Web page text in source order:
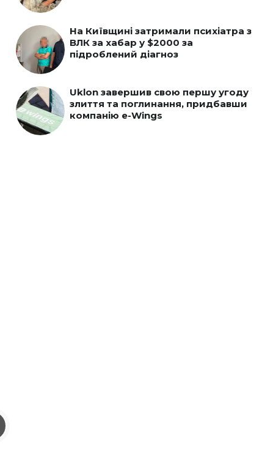
На Київщині затримали психіатра з
ВЛК за хабар у $2000 за
підроблений діагноз
Uklon завершив свою першу угоду
злиття та поглинання, придбавши
компанію e-Wings